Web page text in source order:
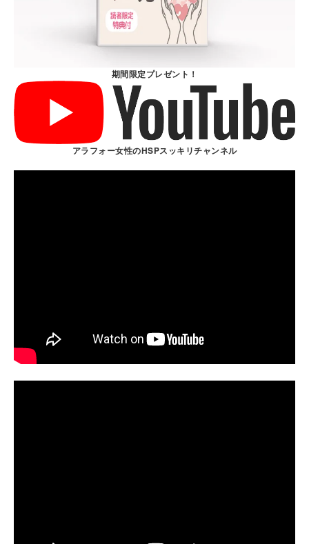
期間限定プレゼント！
アラフォー女性のHSPスッキリチャンネル